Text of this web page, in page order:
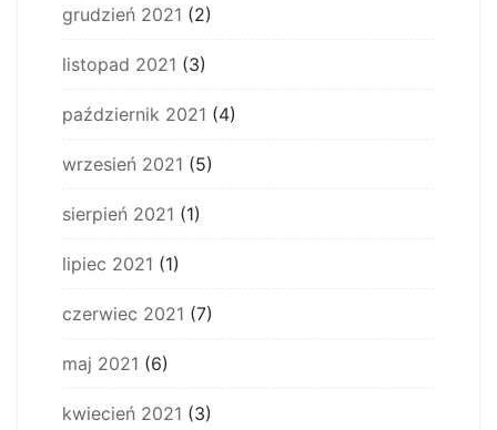
grudzień 2021 (2)
listopad 2021 (3)
październik 2021 (4)
wrzesień 2021 (5)
sierpień 2021 (1)
lipiec 2021 (1)
czerwiec 2021 (7)
maj 2021 (6)
kwiecień 2021 (3)